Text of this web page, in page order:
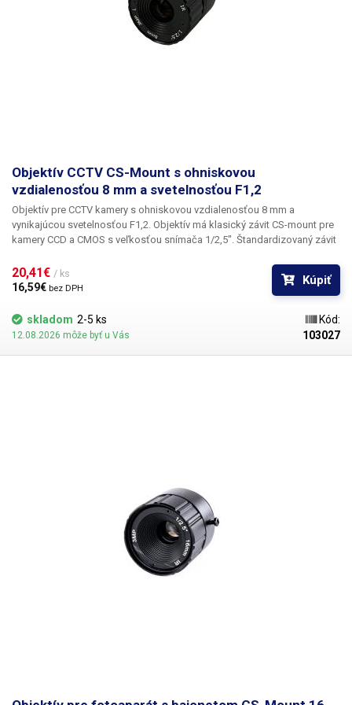
kombinácii s lepším monitorom). K tomuto fotoaparátu je možné
zakúpiť aj objektív CS-mount s vysokou svetelnosťou F1,2 a
ohniskovými vzdialenosťami 4 mm, 8 mm a 16 mm. Tieto objektívy sa
Objektív CCTV CS-Mount s ohniskovou
vzdialenosťou 8 mm a svetelnosťou F1,2
Objektív pre CCTV kamery s ohniskovou vzdialenosťou 8 mm a
vynikajúcou svetelnosťou F1,2. Objektív má klasický závit CS-mount pre
kamery CCD a CMOS s veľkosťou snímača 1/2,5". Štandardizovaný závit
štandard. Objektív nemá clonu, zaostrovanie sa vykonáva manuálne
(pevné zaostrenie).
20,41€ / ks
16,59€ bez DPH
Kúpiť
skladom 2-5 ks
12.08.2026 môže byť u Vás
Kód:
103027